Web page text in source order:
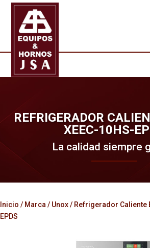
REFRIGERADOR
XEEC-10HS-
La calidad siempre
Inicio / Marca / Unox/ Refrigerador Caliente
EPDS